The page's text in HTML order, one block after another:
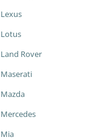
Lexus
Lotus
Land Rover
Maserati
Mazda
Mercedes
Mia